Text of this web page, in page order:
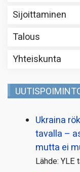
Sijoittaminen
Talous
Yhteiskunta
Ukraina
tavalla –
mutta ei
Lähde: YLE